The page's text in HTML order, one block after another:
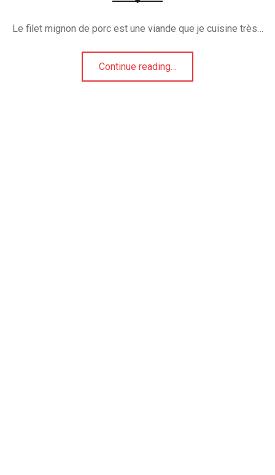
Le filet mignon de porc est une viande que je cuisine très…
Continue reading“Je l’aime à l’italienne : Filet mignon farci à la mozarella, tomates séchées, poivron grillé et basilic”
…